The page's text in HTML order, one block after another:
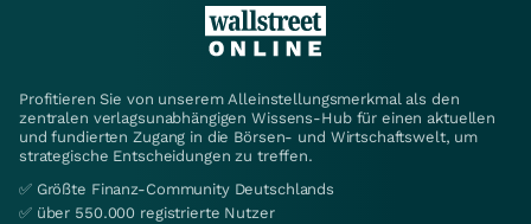
Profitieren Sie von unserem Alleinstellungsmerkmal als den
zentralen verlagsunabhängigen Wissens-Hub für einen aktuellen
und fundierten Zugang in die Börsen- und Wirtschaftswelt, um
strategische Entscheidungen zu treffen.
✅ Größte Finanz-Community Deutschlands
✅ über 550.000 registrierte Nutzer